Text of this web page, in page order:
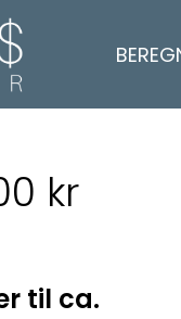
kr
til ca.